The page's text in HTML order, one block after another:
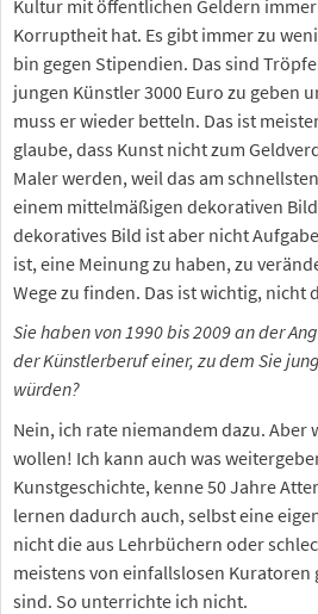
Kultur mit öffentlichen Geldern
Korruptheit hat. Es gibt immer zu
bin gegen Stipendien. Das sind
jungen Künstler 3000 Euro zu geben
muss er wieder betteln. Das ist
glaube, dass Kunst nicht zum
Maler werden, weil das am
einem mittelmäßigen dekorativen
dekoratives Bild ist aber nicht
ist, eine Meinung zu haben, zu
Wege zu finden. Das ist wichtig, nicht
Sie haben von 1990 bis 2009 an der
der Künstlerberuf einer, zu dem Sie
würden?
Nein, ich rate niemandem dazu. Aber
wollen! Ich kann auch was
Kunstgeschichte, kenne 50 Jahre
lernen dadurch auch, selbst eine
nicht die aus Lehrbüchern oder
meistens von einfallslosen Kuratoren
sind. So unterrichte ich nicht.